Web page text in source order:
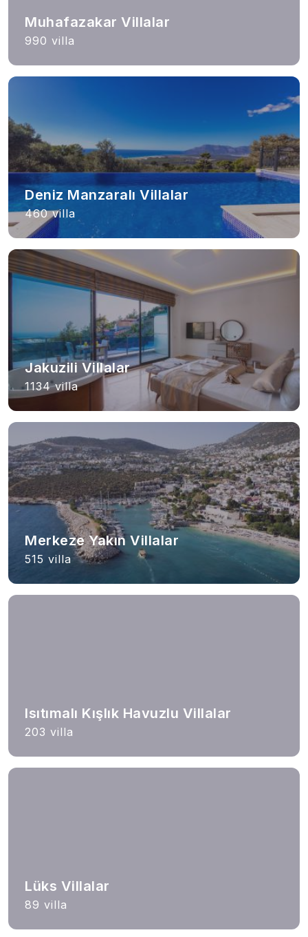
Muhafazakar Villalar
990 villa
Deniz Manzaralı Villalar
460 villa
Jakuzili Villalar
1134 villa
Merkeze Yakın Villalar
515 villa
Isıtımalı Kışlık Havuzlu Villalar
203 villa
Lüks Villalar
89 villa